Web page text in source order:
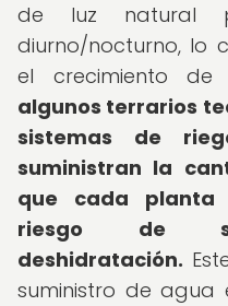
de luz natural
diurno/nocturno, lo
el crecimiento
algunos terrarios
sistemas de
suministran la
que cada planta
riesgo de
deshidratación.
suministro de